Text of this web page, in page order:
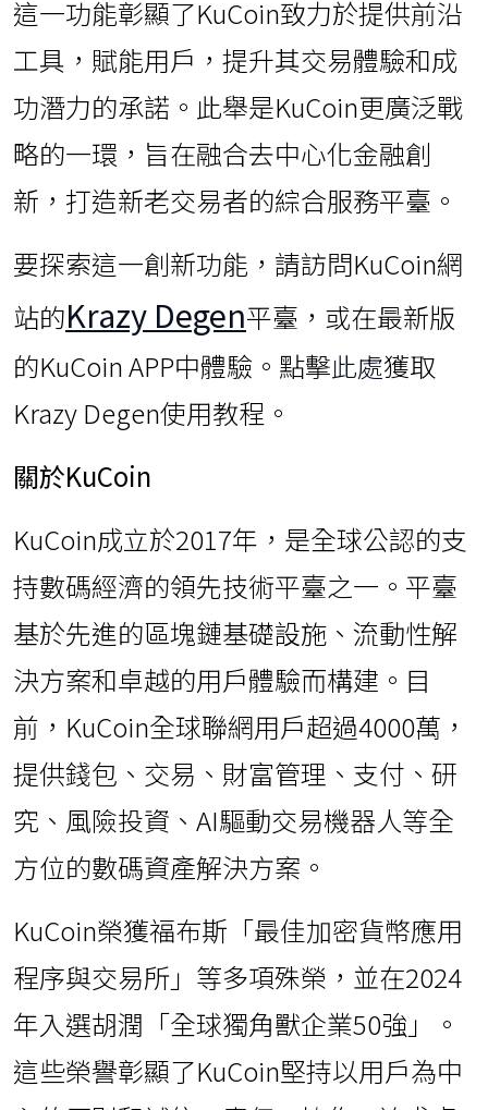
這一功能彰顯了KuCoin致力於提供前沿
工具，賦能用戶，提升其交易體驗和成
功潛力的承諾。此舉是KuCoin更廣泛戰
略的一環，旨在融合去中心化金融創
新，打造新老交易者的綜合服務平臺。
要探索這一創新功能，請訪問KuCoin網
站的Krazy Degen平臺，或在最新版
的KuCoin APP中體驗。點擊此處獲取
Krazy Degen使用教程。
關於KuCoin
KuCoin成立於2017年，是全球公認的支
持數碼經濟的領先技術平臺之一。平臺
基於先進的區塊鏈基礎設施、流動性解
決方案和卓越的用戶體驗而構建。目
前，KuCoin全球聯網用戶超過4000萬，
提供錢包、交易、財富管理、支付、研
究、風險投資、AI驅動交易機器人等全
方位的數碼資產解決方案。
KuCoin榮獲福布斯「最佳加密貨幣應用
程序與交易所」等多項殊榮，並在2024
年入選胡潤「全球獨角獸企業50強」。
這些榮譽彰顯了KuCoin堅持以用戶為中